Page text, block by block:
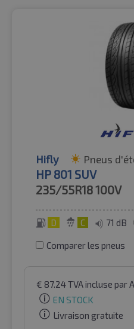
Hifly Pneus
HP 801 SUV
235/55R18100V
D C 71 dB
Comparer les pneus
€ 87.24TVA incluse par
EN STOCK
Livraison gratuite